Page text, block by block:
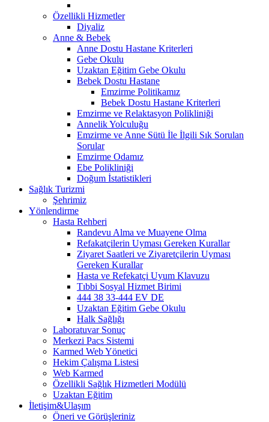
Özellikli Hizmetler
Diyaliz
Anne & Bebek
Anne Dostu Hastane Kriterleri
Gebe Okulu
Uzaktan Eğitim Gebe Okulu
Bebek Dostu Hastane
Emzirme Politikamız
Bebek Dostu Hastane Kriterleri
Emzirme ve Relaktasyon Polikliniği
Annelik Yolculuğu
Emzirme ve Anne Sütü İle İlgili Sık Sorulan
Sorular
Emzirme Odamız
Ebe Polikliniği
Doğum İstatistikleri
Sağlık Turizmi
Şehrimiz
Yönlendirme
Hasta Rehberi
Randevu Alma ve Muayene Olma
Refakatçilerin Uyması Gereken Kurallar
Ziyaret Saatleri ve Ziyaretçilerin Uyması
Gereken Kurallar
Hasta ve Refekatçi Uyum Klavuzu
Tıbbi Sosyal Hizmet Birimi
444 38 33-444 EV DE
Uzaktan Eğitim Gebe Okulu
Halk Sağlığı
Laboratuvar Sonuç
Merkezi Pacs Sistemi
Karmed Web Yönetici
Hekim Çalışma Listesi
Web Karmed
Özellikli Sağlık Hizmetleri Modülü
Uzaktan Eğitim
İletişim&Ulaşım
Öneri ve Görüşleriniz